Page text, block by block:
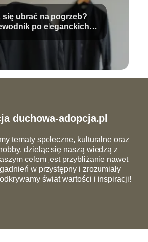
się ubrać na pogrzeb?
po eleganckich
duchowa-adopcja.pl
tematy społeczne, kulturalne oraz
dzieląc się naszą wiedzą z
celem jest przybliżanie nawet
w przystępny i zrozumiały
świat wartości i inspiracji!